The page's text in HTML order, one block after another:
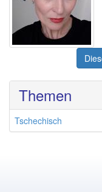
Themen
Tschechisch